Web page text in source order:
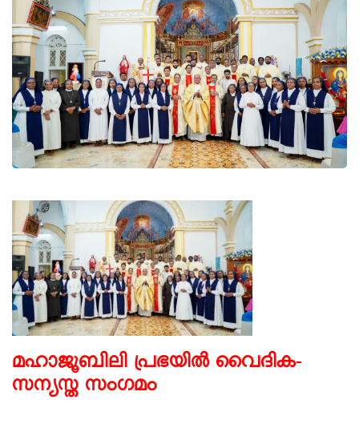
മഹാജൂബിലി പ്രഭയിൽ വൈദിക-
സന്യസ്ത സംഗമം